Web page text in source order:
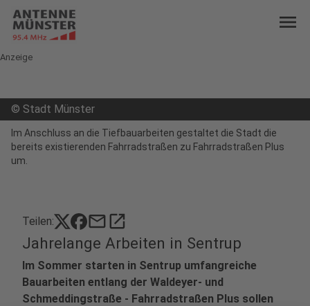
menu
Anzeige
© Stadt Münster
Im Anschluss an die Tiefbauarbeiten gestaltet die Stadt die
bereits existierenden Fahrradstraßen zu Fahrradstraßen Plus
um.
Teilen: mailopen_in_new
Jahrelange Arbeiten in Sentrup
Im Sommer starten in Sentrup umfangreiche
Bauarbeiten entlang der Waldeyer- und
Schmeddingstraße - Fahrradstraßen Plus sollen